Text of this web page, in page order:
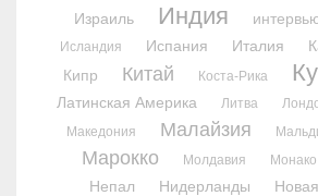
Израиль Индия
Исландия
Испания Италия
Кипр Китай Коста-Рика
Латинская Америка Литва
Македония
Малайзия
Марокко Молдавия Монако
Непал Нидерланды